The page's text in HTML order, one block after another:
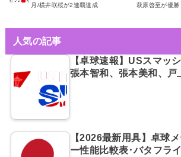
月/横井咲桜が2連覇達成
萩原啓至が優勝
人気の記事
【卓球速報】USスマッ
張本智和、張本美和、戸
【2026最新用具】卓球
ー性能比較表･バタフラ